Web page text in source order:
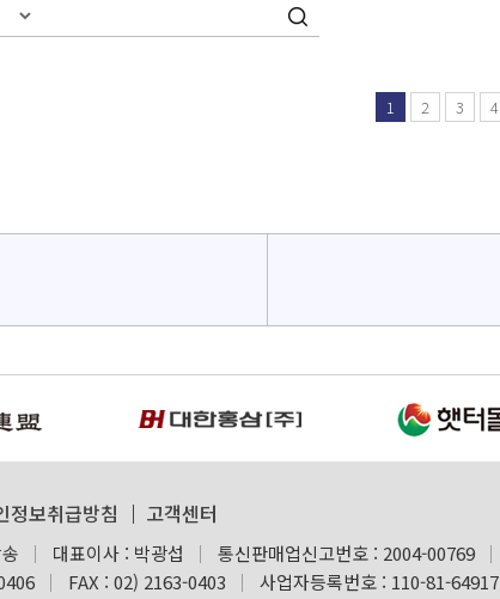
1 2 3 4
정보취급방침 고객센터
대표이사 : 박광섭 통신판매업신고번호 : 2004-00769
FAX : 02) 2163-0403 사업자등록번호 : 110-81-64917